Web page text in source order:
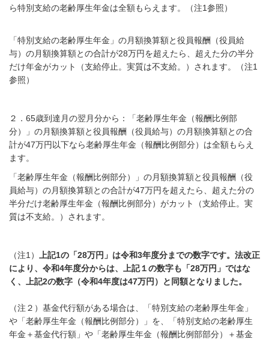
ら特別支給の老齢厚生年金は全額もらえます。（注1参照）
「特別支給の老齢厚生年金」の月額換算額と役員報酬（役員給
与）の月額換算額との合計が28万円を超えたら、超えた分の半分
だけ年金がカット（支給停止。実質は不支給。）されます。（注1
参照）
２． 65歳到達月の翌月分から：「老齢厚生年金（報酬比例部
分）」の月額換算額と役員報酬（役員給与）の月額換算額との合
計が47万円以下なら老齢厚生年金（報酬比例部分）は全額もらえ
ます。
「老齢厚生年金（報酬比例部分）」の月額換算額と役員報酬（役
員給与）の月額換算額との合計が47万円を超えたら、超えた分の
半分だけ老齢厚生年金（報酬比例部分）がカット（支給停止。実
質は不支給。）されます。
（注1 ） 上記1の 「28万円」は令和3年度分までの数字です。法改正
により、令和4年度分からは、上記１の数字も「28万円」ではな
く、上記2の数字（令和4年度は47万円）と同額となりました。
（注２）基金代行額がある場合は、「特別支給の老齢厚生年金」
や「老齢厚生年金（報酬比例部分）」を、「特別支給の老齢厚生
年金＋基金代行額」や「老齢厚生年金（報酬比例部部分）＋基金